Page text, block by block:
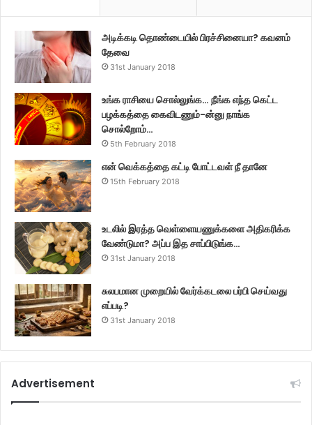
அடிக்கடி தொண்டையில் பிரச்சினையா? கவனம்
தேவை
31st January 2018
உங்க ராசியை சொல்லுங்க… நீங்க எந்த கெட்ட
பழக்கத்தை கைவிடணும்-ன்னு நாங்க
சொல்றோம்…
5th February 2018
என் வெக்கத்தை கட்டி போட்டவள் நீ தானே
15th February 2018
உடலில் இரத்த வெள்ளையணுக்களை அதிகரிக்க
வேண்டுமா? அப்ப இத சாப்பிடுங்க…
31st January 2018
சுலபமான முறையில் வேர்க்கடலை பர்பி செய்வது
எப்படி?
31st January 2018
Advertisement